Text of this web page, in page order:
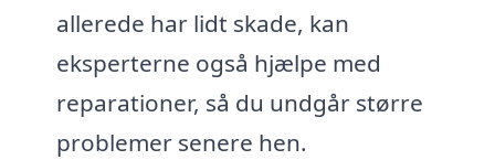
allerede har lidt skade, kan
eksperterne også hjælpe med
reparationer, så du undgår større
problemer senere hen.